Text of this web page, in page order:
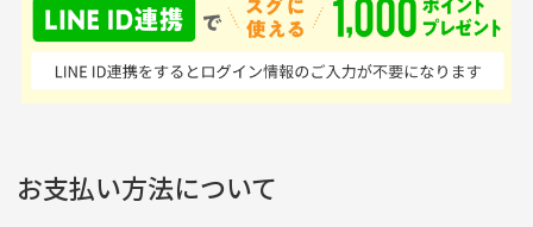
はすごい。 毎日たくさ
んの商品がアップされて
いるので新作チェックす
いる感が伝わってきまし
た 「フロント部分に汚
れあり」と記載ありまし
尚、お振込み手数料はお客様ご負担となります。入金確認後
商品発送となります。
ご注文頂いてから7日以内をお振込み期限とさせ
りますのでご了承くださいませ。
申し込まれた商品と届いた商品が異なっている場合
商品説明に記載されていない汚れやダメージがある商品
の場合
お支払い方法について